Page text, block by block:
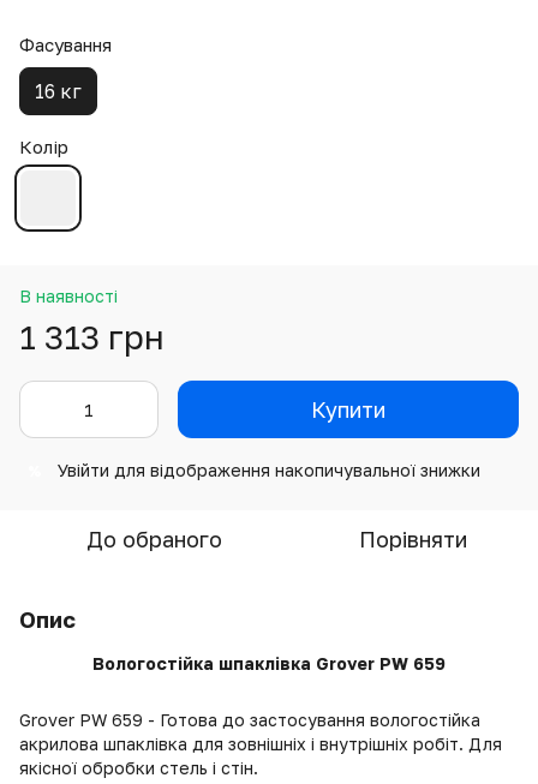
Фасування
16 кг
Колір
В наявності
1 313 грн
Купити
Увійти для відображення накопичувальної знижки
До обраного Порівняти
Опис
Вологостійка шпаклівка Grover PW 659
Grover PW 659 - Готова до застосування вологостійка
акрилова шпаклівка для зовнішніх і внутрішніх робіт. Для
якісної обробки стель і стін.